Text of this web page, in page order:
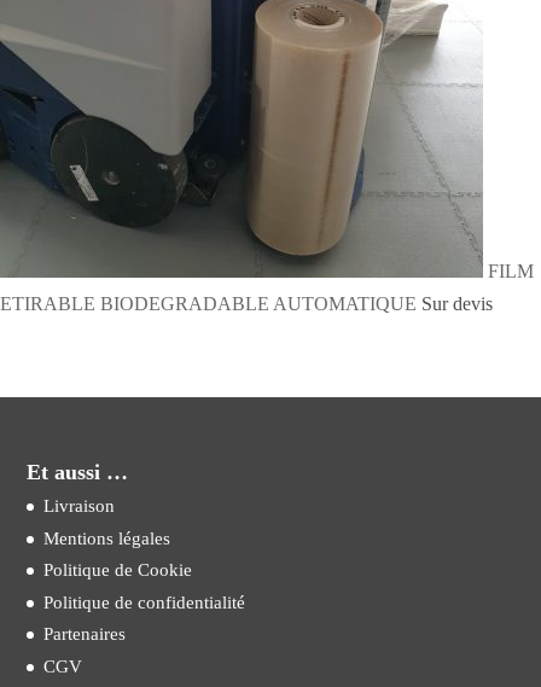
FILM
ETIRABLE BIODEGRADABLE AUTOMATIQUE Sur devis
Et aussi …
Livraison
Mentions légales
Politique de Cookie
Politique de confidentialité
Partenaires
CGV